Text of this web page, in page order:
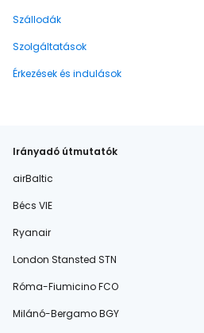
Szállodák
Szolgáltatások
Érkezések és indulások
Irányadó útmutatók
airBaltic
Bécs VIE
Ryanair
London Stansted STN
Róma-Fiumicino FCO
Milánó-Bergamo BGY